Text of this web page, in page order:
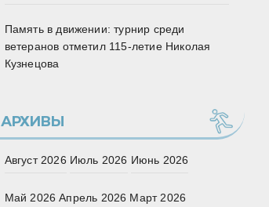
Память в движении: турнир среди
ветеранов отметил 115‑летие Николая
Кузнецова
АРХИВЫ
Август 2026 Июль 2026 Июнь 2026
Май 2026 Апрель 2026 Март 2026